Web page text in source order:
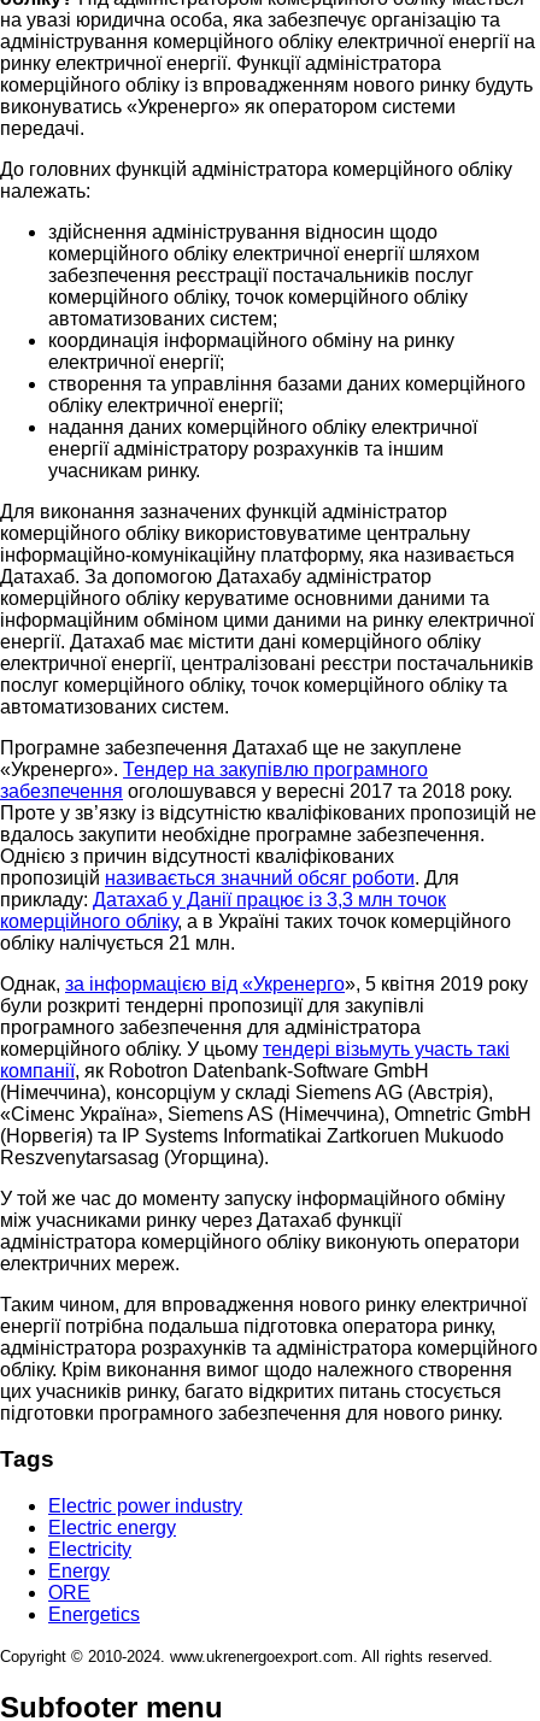
на увазі юридична особа, яка забезпечує організацію та
адміністрування комерційного обліку електричної енергії на
ринку електричної енергії. Функції адміністратора
комерційного обліку із впровадженням нового ринку будуть
виконуватись «Укренерго» як оператором системи
передачі.
До головних функцій адміністратора комерційного обліку
належать:
здійснення адміністрування відносин щодо
комерційного обліку електричної енергії шляхом
забезпечення реєстрації постачальників послуг
комерційного обліку, точок комерційного обліку
автоматизованих систем;
координація інформаційного обміну на ринку
електричної енергії;
створення та управління базами даних комерційного
обліку електричної енергії;
надання даних комерційного обліку електричної
енергії адміністратору розрахунків та іншим
учасникам ринку.
Для виконання зазначених функцій адміністратор
комерційного обліку використовуватиме центральну
інформаційно-комунікаційну платформу, яка називається
Датахаб. За допомогою Датахабу адміністратор
комерційного обліку керуватиме основними даними та
інформаційним обміном цими даними на ринку електричної
енергії. Датахаб має містити дані комерційного обліку
електричної енергії, централізовані реєстри постачальників
послуг комерційного обліку, точок комерційного обліку та
автоматизованих систем.
Програмне забезпечення Датахаб ще не закуплене
«Укренерго». Тендер на закупівлю програмного
забезпечення оголошувався у вересні 2017 та 2018 року.
Проте у зв’язку із відсутністю кваліфікованих пропозицій не
вдалось закупити необхідне програмне забезпечення.
Однією з причин відсутності кваліфікованих
пропозицій називається значний обсяг роботи. Для
прикладу: Датахаб у Данії працює із 3,3 млн точок
комерційного обліку, а в Україні таких точок комерційного
обліку налічується 21 млн.
Однак, за інформацією від «Укренерго», 5 квітня 2019 року
були розкриті тендерні пропозиції для закупівлі
програмного забезпечення для адміністратора
комерційного обліку. У цьому тендері візьмуть участь такі
компанії, як Robotron Datenbank-Software GmbH
(Німеччина), консорціум у складі Siemens AG (Австрія),
«Сіменс Україна», Siemens AS (Німеччина), Omnetric GmbH
(Норвегія) та IP Systems Informatikai Zartkoruen Mukuodo
Reszvenytarsasag (Угорщина).
У той же час до моменту запуску інформаційного обміну
між учасниками ринку через Датахаб функції
адміністратора комерційного обліку виконують оператори
електричних мереж.
Таким чином, для впровадження нового ринку електричної
енергії потрібна подальша підготовка оператора ринку,
адміністратора розрахунків та адміністратора комерційного
обліку. Крім виконання вимог щодо належного створення
цих учасників ринку, багато відкритих питань стосується
підготовки програмного забезпечення для нового ринку.
Tags
Electric power industry
Electric energy
Electricity
Energy
ORE
Energetics
Copyright © 2010-2024. www.ukrenergoexport.com. All rights reserved.
Subfooter menu